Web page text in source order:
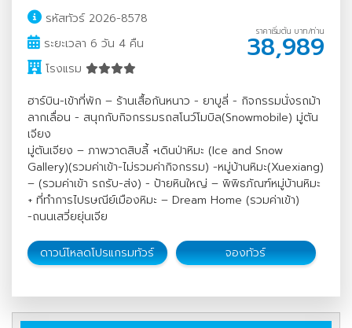
รหัสทัวร์ 2026-8578
ระยะเวลา 6 วัน 4 คืน
โรงแรม
ราคาเริ่มต้น บาท/ท่าน
38,989
ฮาร์บิน-เข้าที่พัก – ร้านเสื้อกันหนาว - ยาบูลี่ - กิจกรรมนั่งรถม้า
ลากเลื่อน - สนุกกับกิจกรรมรถสโนว์โมบิล(Snowmobile) มู่ตัน
เจียง
มู่ตันเจียง – ภาพวาดสิบลี้ +เดินป่าหิมะ (Ice and Snow
Gallery)(รวมค่าเข้า-ไม่รวมค่ากิจกรรม) -หมู่บ้านหิมะ(Xuexiang)
– (รวมค่าเข้า รถรับ-ส่ง) - ป้ายหินใหญ่ – พิพิธภัณฑ์หมู่บ้านหิมะ
+ ที่ทำการไปรษณีย์เมืองหิมะ – Dream Home (รวมค่าเข้า)
-ถนนเสวี่ยยุ่นเจีย
ดาวน์โหลดโปรแกรมทัวร์ จองทัวร์